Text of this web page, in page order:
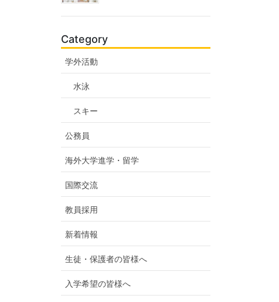
Category
学外活動
水泳
スキー
公務員
海外大学進学・留学
国際交流
教員採用
新着情報
生徒・保護者の皆様へ
入学希望の皆様へ